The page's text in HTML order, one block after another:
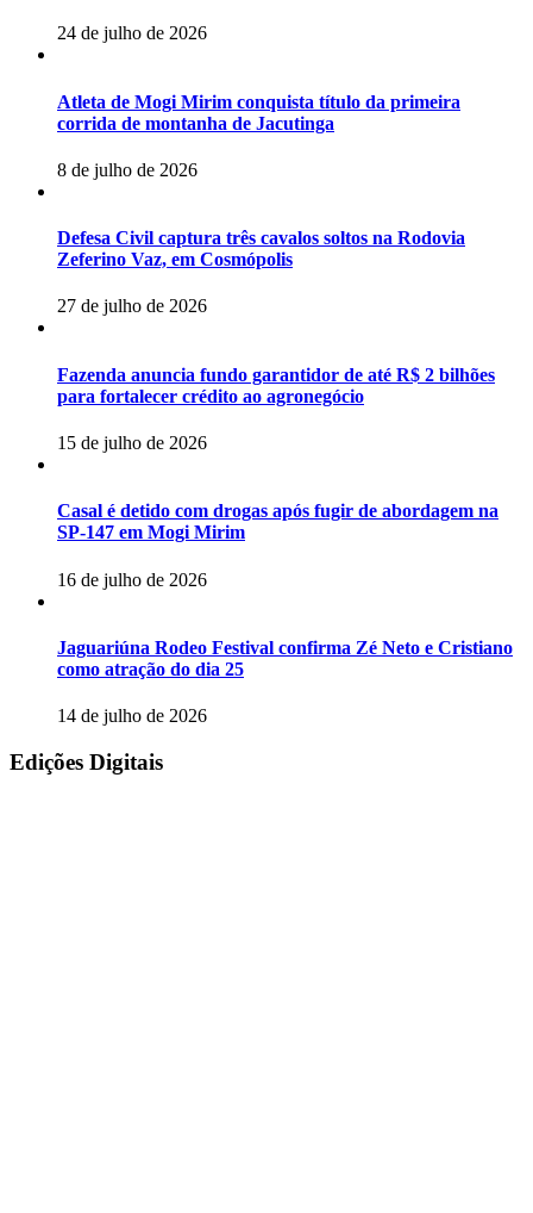
24 de julho de 2026
Atleta de Mogi Mirim conquista título da primeira
corrida de montanha de Jacutinga
8 de julho de 2026
Defesa Civil captura três cavalos soltos na Rodovia
Zeferino Vaz, em Cosmópolis
27 de julho de 2026
Fazenda anuncia fundo garantidor de até R$ 2 bilhões
para fortalecer crédito ao agronegócio
15 de julho de 2026
Casal é detido com drogas após fugir de abordagem na
SP-147 em Mogi Mirim
16 de julho de 2026
Jaguariúna Rodeo Festival confirma Zé Neto e Cristiano
como atração do dia 25
14 de julho de 2026
Edições Digitais